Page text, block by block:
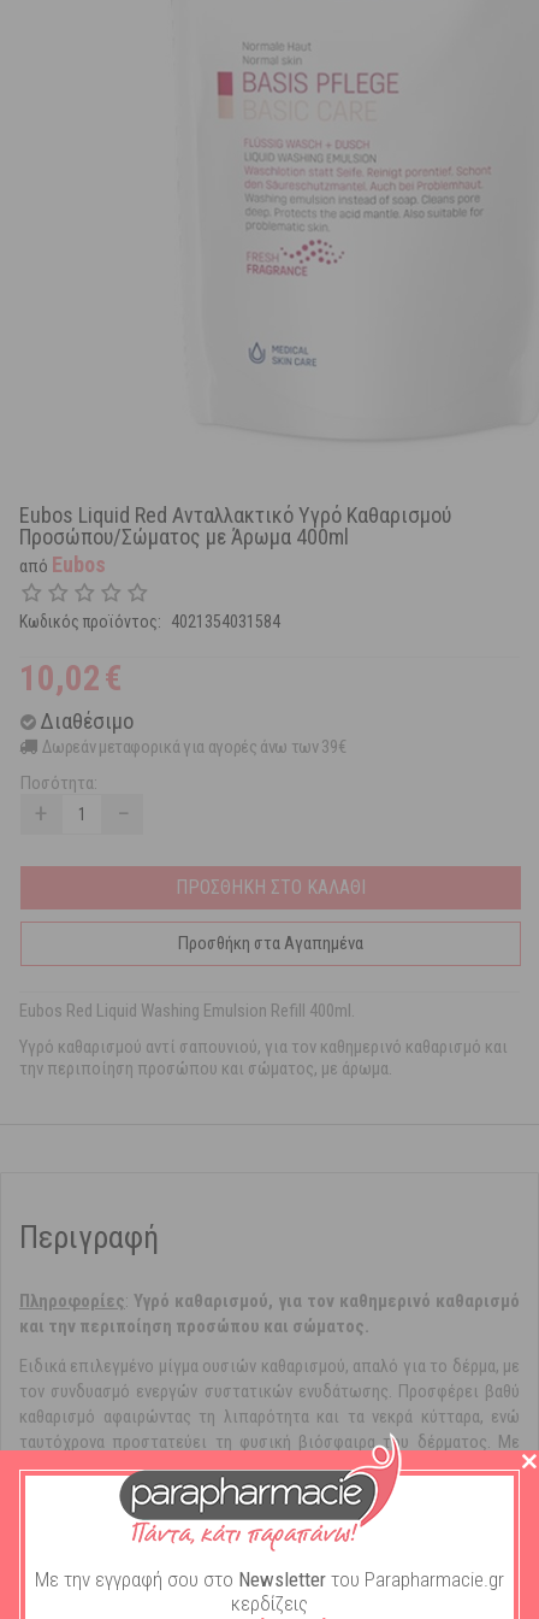
Eubos Liquid Red Ανταλλακτικό Υγρό Καθαρισμού
Προσώπου/Σώματος με Άρωμα 400ml
από Eubos
Κωδικός προϊόντος: 4021354031584
10,02€
Διαθέσιμο
Δωρεάν μεταφορικά για αγορές άνω των 39€
Ποσότητα:
+ −
ΠΡΟΣΘΗΚΗ ΣΤΟ ΚΑΛΑΘΙ
Προσθήκη στα Αγαπημένα
Eubos Red Liquid Washing Emulsion Refill 400ml.
Υγρό καθαρισμού αντί σαπουνιού, για τον καθημερινό καθαρισμό και
την περιποίηση προσώπου και σώματος, με άρωμα.
Περιγραφή
Πληροφορίες:Υγρό καθαρισμού, για τον καθημερινό καθαρισμό
και την περιποίηση προσώπου και σώματος.
Ειδικά επιλεγμένο μίγμα ουσιών καθαρισμού, απαλό για το δέρμα, με
τον συνδυασμό ενεργών συστατικών ενυδάτωσης. Προσφέρει βαθύ
καθαρισμό αφαιρώντας τη λιπαρότητα και τα νεκρά κύτταρα, ενώ
ταυτόχρονα προστατεύει τη φυσική βιόσφαιρα του δέρματος. Mε
ευχάριστο υποαλλεργικό άρωμα. Αντί σαπουνιού. Καθαρίζει απαλά
και βαθιά τους πόρους. Για το πλύσιμο, το ντους ή το μπάνιο. Καλά
εξισορροπημένο μίγμα ήπιων καθαριστικών ουσιών για τον απαλό
καθημερινό καθαρισμό του σώματος. Περιέχει το συνδυασμό απαλών
συστατικών EUBOSOFT
, για την προστασία του δέρματος.
Περιποιείται το δέρμα κατά τον καθαρισμό. Προλαμβάνει την
Με την εγγραφή σου στο Newsletter του Parapharmacie.gr
κερδίζεις